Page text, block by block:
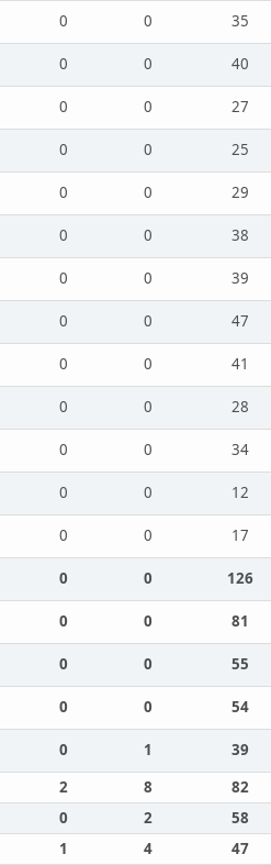
0 0
35
0 0
40
0 0
27
0 0
25
0 0
29
0 0
38
0 0
39
0 0
47
0 0
41
0 0
28
0 0
34
0 0
12
0 0
17
0 0
126
0 0
81
0 0
55
0 0
54
0 1
39
2 8
82
0 2
58
1 4
47